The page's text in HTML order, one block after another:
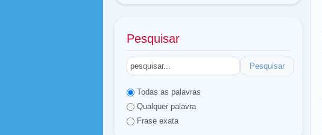
Pesquisar
Pesquisar
Todas as palavras
Qualquer palavra
Frase exata